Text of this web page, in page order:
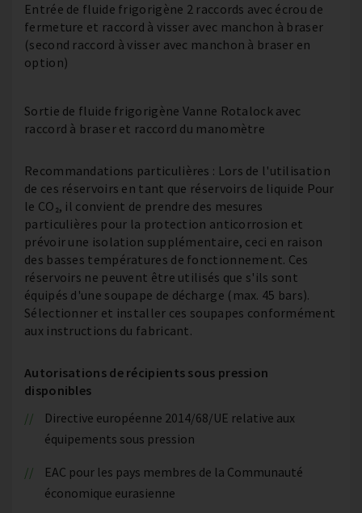
Entrée de fluide frigorigène 2 raccords avec écrou de
fermeture et raccord à visser avec manchon à braser
(second raccord à visser avec manchon à braser en
option)
Sortie de fluide frigorigène Vanne Rotalock avec
raccord à braser et raccord du manomètre
Recommandations particulières : Lors de l'utilisation
de ces réservoirs en tant que réservoirs de liquide Pour
le CO₂, il convient de prendre des mesures
particulières pour la protection anticorrosion et
prévoir une isolation supplémentaire, ceci en raison
des basses températures de fonctionnement. Ces
réservoirs ne peuvent être utilisés que s'ils sont
équipés d'une soupape de décharge (max. 45 bars).
Sélectionner et installer ces soupapes conformément
aux instructions du fabricant.
Autorisations de récipients sous pression
disponibles
Directive européenne 2014/68/UE relative aux
équipements sous pression
EAC pour les pays membres de la Communauté
économique eurasienne